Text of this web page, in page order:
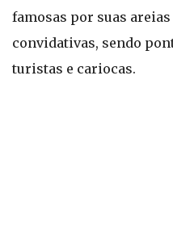
famosas por suas areias
convidativas, sendo
turistas e cariocas.